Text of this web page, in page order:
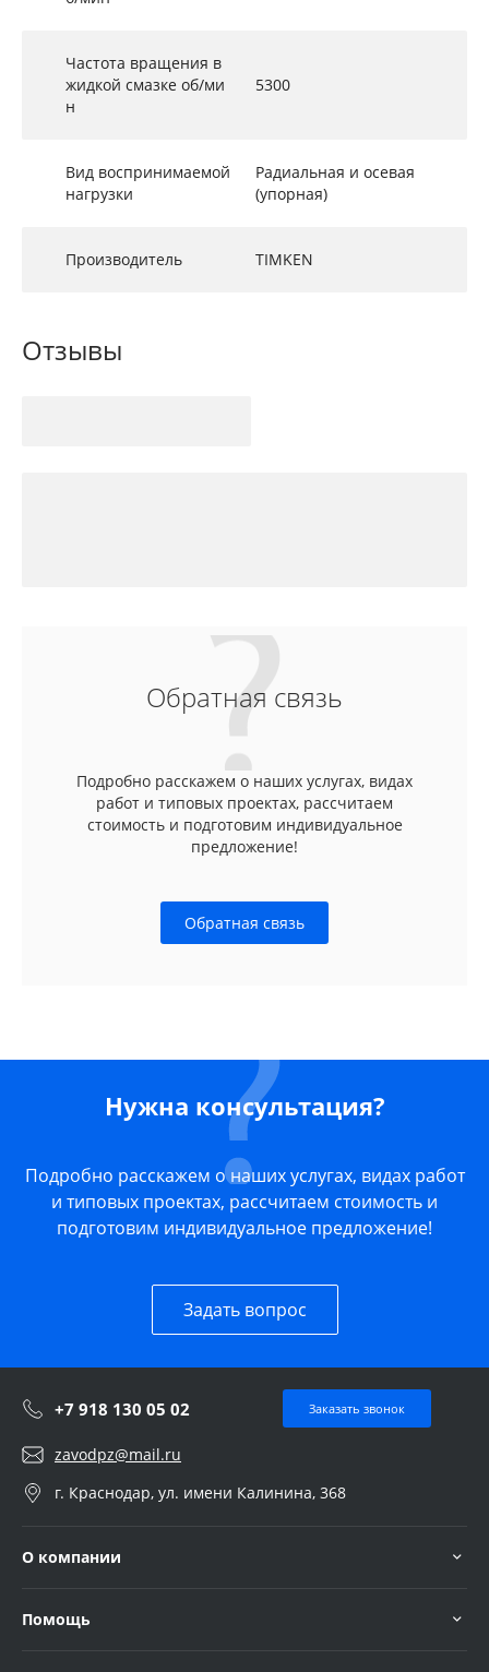
Частота вращения в
жидкой смазке об/ми
н
5300
Вид воспринимаемой
нагрузки
Радиальная и осевая
(упорная)
Производитель TIMKEN
Отзывы
Обратная связь
Подробно расскажем о наших услугах, видах
работ и типовых проектах, рассчитаем
стоимость и подготовим индивидуальное
предложение!
Обратная связь
Нужна консультация?
Подробно расскажем о наших услугах, видах работ
и типовых проектах, рассчитаем стоимость и
подготовим индивидуальное предложение!
Задать вопрос
+7 918 130 05 02 Заказать звонок
zavodpz@mail.ru
г. Краснодар, ул. имени Калинина, 368
О компании
Помощь